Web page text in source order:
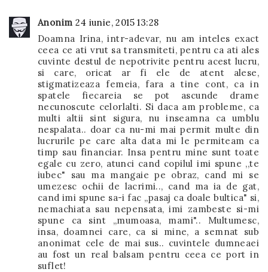
Anonim 24 iunie, 2015 13:28
Doamna Irina, intr-adevar, nu am inteles exact
ceea ce ati vrut sa transmiteti, pentru ca ati ales
cuvinte destul de nepotrivite pentru acest lucru,
si care, oricat ar fi ele de atent alese,
stigmatizeaza femeia, fara a tine cont, ca in
spatele fiecareia se pot ascunde drame
necunoscute celorlalti. Si daca am probleme, ca
multi altii sint sigura, nu inseamna ca umblu
nespalata.. doar ca nu-mi mai permit multe din
lucrurile pe care alta data mi le permiteam ca
timp sau financiar. Insa pentru mine sunt toate
egale cu zero, atunci cand copilul imi spune ,,te
iubec" sau ma mangaie pe obraz, cand mi se
umezesc ochii de lacrimi.., cand ma ia de gat,
cand imi spune sa-i fac ,,pasaj ca doale bultica" si,
nemachiata sau nepensata, imi zambeste si-mi
spune ca sint ,,mumoasa, mami".. Multumesc,
insa, doamnei care, ca si mine, a semnat sub
anonimat cele de mai sus.. cuvintele dumneaei
au fost un real balsam pentru ceea ce port in
suflet!